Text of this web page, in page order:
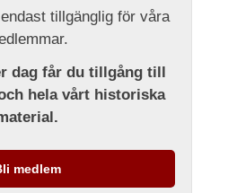
tillgänglig för våra
dag får du tillgång till
hela vårt historiska
medlem